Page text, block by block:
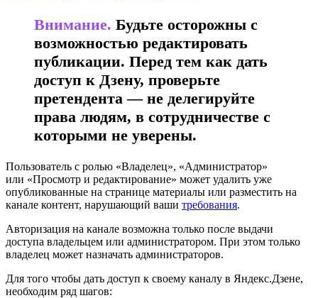
Внимание. Будьте осторожны с
возможностью редактировать
публикации. Перед тем как дать
доступ к Дзену, проверьте
претендента — не делегируйте
права людям, в сотрудничестве с
которыми не уверены.
Пользователь с ролью «Владелец», «Администратор»
или «Просмотр и редактирование» может удалить уже
опубликованные на странице материалы или разместить на
канале контент, нарушающий ваши требования.
Авторизация на канале возможна только после выдачи
доступа владельцем или администратором. При этом только
владелец может назначать администраторов.
Для того чтобы дать доступ к своему каналу в Яндекс.Дзене,
необходим ряд шагов: